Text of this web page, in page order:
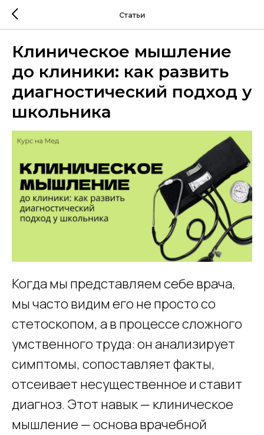
Статьи
Клиническое мышление
до клиники: как развить
диагностический подход у
школьника
Когда мы представляем себе врача,
мы часто видим его не просто со
стетоскопом, а в процессе сложного
умственного труда: он анализирует
симптомы, сопоставляет факты,
отсеивает несущественное и ставит
диагноз. Этот навык — клиническое
мышление — основа врачебной